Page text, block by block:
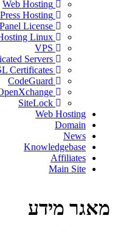
Web Hosting
Domain
News
Knowledgebase
Affiliates
Main Site
מאגר מידע